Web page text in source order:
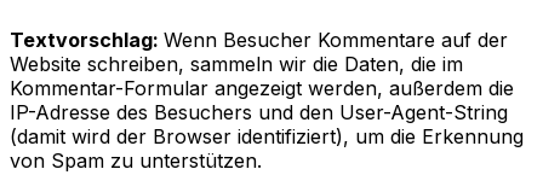
Textvorschlag: Wenn Besucher Kommentare auf der
Website schreiben, sammeln wir die Daten, die im
Kommentar-Formular angezeigt werden, außerdem die
IP-Adresse des Besuchers und den User-Agent-String
(damit wird der Browser identifiziert), um die Erkennung
von Spam zu unterstützen.